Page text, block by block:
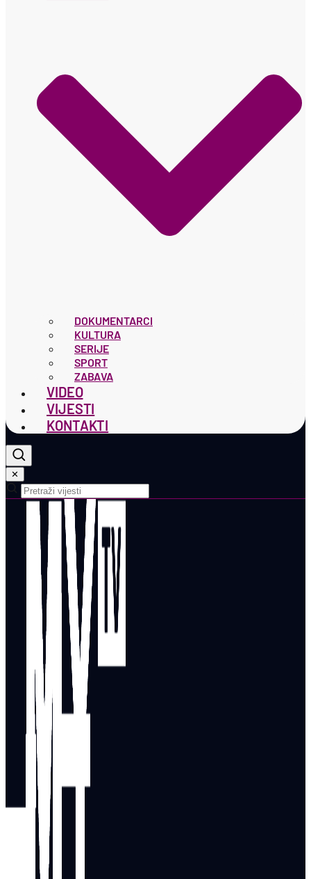
DOKUMENTARCI
KULTURA
SERIJE
SPORT
ZABAVA
VIDEO
VIJESTI
KONTAKTI
✕